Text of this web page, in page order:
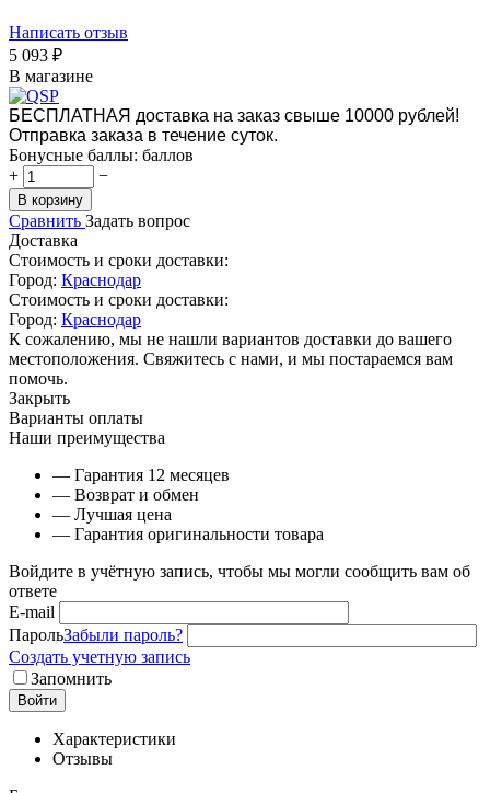
Написать отзыв
5 093 ₽
В магазине
БЕСПЛАТНАЯ доставка на заказ свыше 10000 рублей!
Отправка заказа в течение суток.
Бонусные баллы: баллов
+
−
В корзину
Сравнить Задать вопрос
Доставка
Стоимость и сроки доставки:
Город: Краснодар
Стоимость и сроки доставки:
Город: Краснодар
К сожалению, мы не нашли вариантов доставки до вашего
местоположения. Свяжитесь с нами, и мы постараемся вам
помочь.
Закрыть
Варианты оплаты
Наши преимущества
— Гарантия 12 месяцев
— Возврат и обмен
— Лучшая цена
— Гарантия оригинальности товара
Войдите в учётную запись, чтобы мы могли сообщить вам об
ответе
E-mail
ПарольЗабыли пароль?
Создать учетную запись
Запомнить
Войти
Характеристики
Отзывы